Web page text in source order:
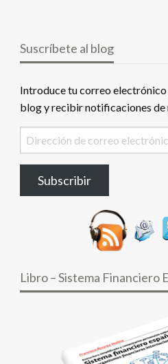
Suscríbete al blog
Introduce tu correo
blog y recibir notificaciones de
Dirección
de
electrónico
Subscribir
Libro – Sistema Financiero